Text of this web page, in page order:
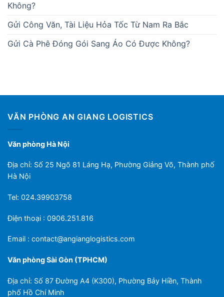
Không?
Gửi Công Văn, Tài Liệu Hỏa Tốc Từ Nam Ra Bắc
Gửi Cà Phê Đóng Gói Sang Áo Có Được Không?
VĂN PHÒNG AN GIANG LOGISTICS
Văn phòng Hà Nội
Địa chỉ: Số 25 Ngõ 81 Láng Hạ, Phường Giảng Võ, Thành phố
Hà Nội
Tel: 024.39903758
Điện thoại : 0906.251.816
Email : contact@angianglogistics.com
Văn phòng Sài Gòn (TPHCM)
Địa chỉ: Số 87 Đường A4 (K300), Phường Bảy Hiền, Thành
phố Hồ Chí Minh